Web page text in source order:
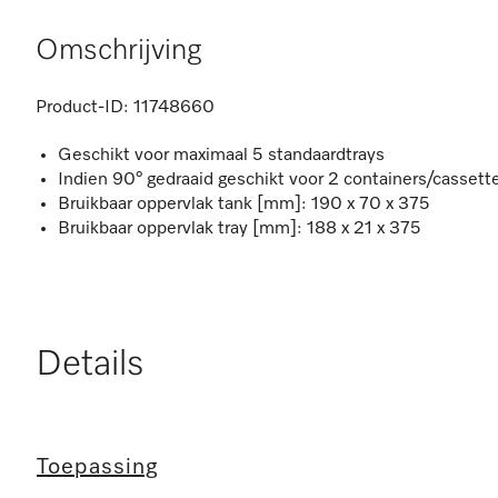
Omschrijving
Product-ID: 11748660
Geschikt voor maximaal 5 standaardtrays
Indien 90° gedraaid geschikt voor 2 containers/
Bruikbaar oppervlak tank [mm]: 190 x 70 x 375
Bruikbaar oppervlak tray [mm]: 188 x 21 x 375
Details
Toepassing